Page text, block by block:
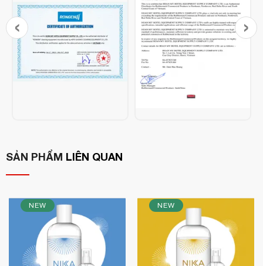
Mô tả sản phẩm:
Micogel Red
là dung dịch khử mùi chuyên dụng được phát
triển tại Nhật Bản, giúp xử lý triệt để các loại mùi khó chịu
thường gặp trong sinh hoạt hằng ngày như:
Mùi hôi trong tủ lạnh
Sản phẩm ứng dụng công nghệ phân rã mùi tiên tiến từ
KARUMOA Co., Ltd., giúp loại bỏ mùi tận gốc
thay vì chỉ
che phủ bằng hương liệu.
Ưu điểm nổi bật:
‹ ›
SẢN PHẨM LIÊN QUAN
NEW NEW